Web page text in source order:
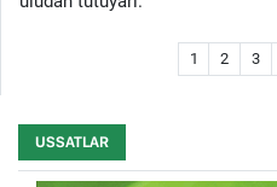
1 2 3
USSATLAR